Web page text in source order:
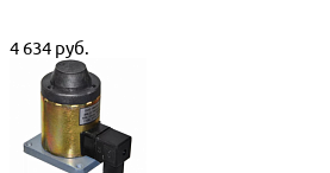
4 634 руб.